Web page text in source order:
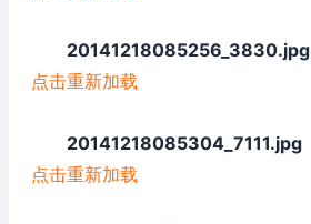
20141218085256_3830.jpg
点击重新加载
20141218085304_7111.jpg
点击重新加载